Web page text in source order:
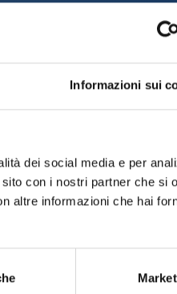
Informazioni sui
dei social media e per
con i nostri partner che si
altre informazioni che hai